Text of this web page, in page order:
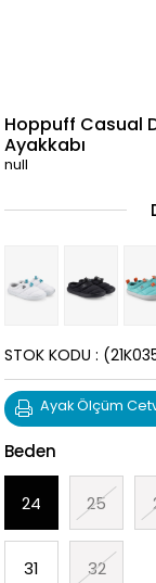
Hoppuff Casual
Ayakkabı
null
STOK KODU
Ayak Ölçüm
Beden
24 25
31 32